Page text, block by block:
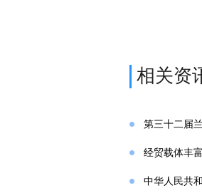
相关资
第三十二届
经贸载体丰
中华人民共